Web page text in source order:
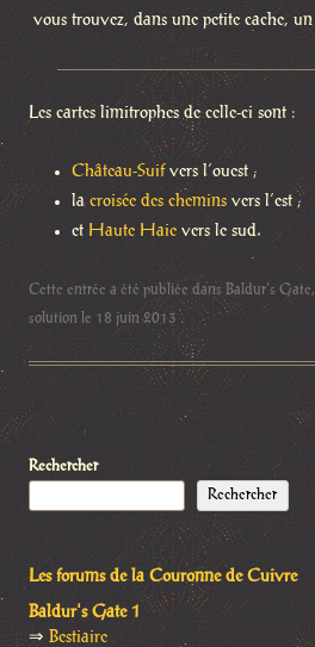
vous trouvez, dans une petite cache, un
Les cartes limitrophes de celle-ci sont :
Château-Suifvers l’ouest ;
la croisée des chemins vers l’est ;
et Haute Haie vers le sud.
Cette entrée a été publiée dans Baldur's Gate,
solution le 18 juin 2013 .
Rechercher
Rechercher
Les forums de la Couronne de Cuivre
Baldur's Gate 1
⇒ Bestiaire